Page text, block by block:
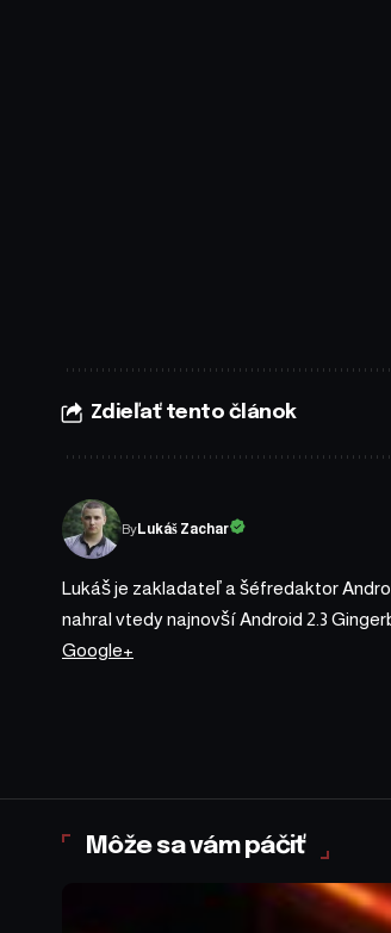
Zdieľať tento článok
ByLukáš Zachar
Lukáš je zakladateľ a šéfredaktor
nahral vtedy najnovší Android 2.3
Google+
Môže sa vám páčiť